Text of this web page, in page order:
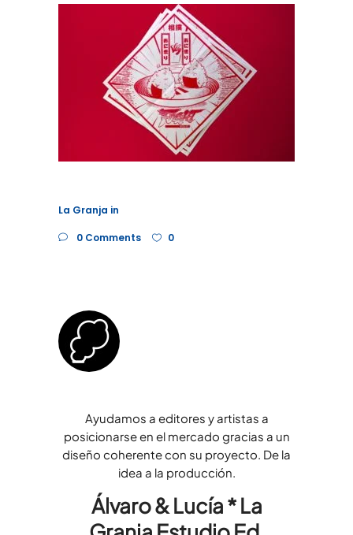
La Granja in
0 Comments 0
Ayudamos a editores y artistas a
posicionarse en el mercado gracias a un
diseño coherente con su proyecto. De la
idea a la producción.
Álvaro & Lucía * La